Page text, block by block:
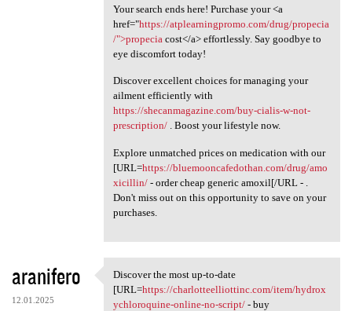
Your search ends here! Purchase your <a
href="https://atplearningpromo.com/drug/propecia
/">propecia cost</a> effortlessly. Say goodbye to
eye discomfort today!
Discover excellent choices for managing your
ailment efficiently with
https://shecanmagazine.com/buy-cialis-w-not-
prescription/. Boost your lifestyle now.
Explore unmatched prices on medication with our
[URL=https://bluemooncafedothan.com/drug/amo
xicillin/- order cheap generic amoxil[/URL - .
Don't miss out on this opportunity to save on your
purchases.
aranifero
12.01.2025
Discover the most up-to-date
Discover the most up-to-date
[URL=https://charlotteelliottinc.com/item/hydrox
ychloroquine-online-no-script/- buy